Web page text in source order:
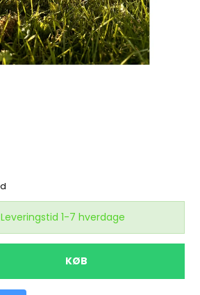
Leveringstid 1-7 hverdage
KØB